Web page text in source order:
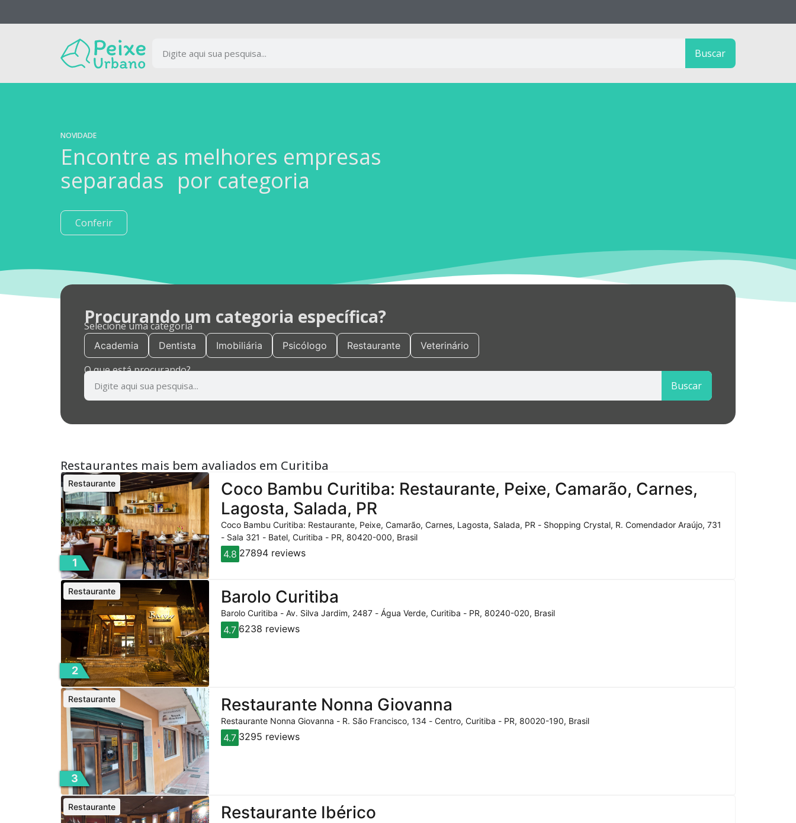
Buscar
NOVIDADE
Encontre as melhores empresas
separadas por categoria
Conferir
Procurando um categoria específica?
Selecione uma categoria
Academia Dentista Imobiliária Psicólogo Restaurante Veterinário
O que está procurando?
Buscar
Restaurantes mais bem avaliados em Curitiba
1
Coco Bambu Curitiba: Restaurante, Peixe, Camarão, Carnes,
Lagosta, Salada, PR
Restaurante
Coco Bambu Curitiba: Restaurante, Peixe, Camarão, Carnes, Lagosta, Salada, PR - Shopping Crystal, R. Comendador Araújo, 731
- Sala 321 - Batel, Curitiba - PR, 80420-000, Brasil
4.8 27894 reviews
2
Barolo Curitiba
Restaurante
Barolo Curitiba - Av. Silva Jardim, 2487 - Água Verde, Curitiba - PR, 80240-020, Brasil
4.7 6238 reviews
3
Restaurante Nonna Giovanna
Restaurante
Restaurante Nonna Giovanna - R. São Francisco, 134 - Centro, Curitiba - PR, 80020-190, Brasil
4.7 3295 reviews
Restaurante Ibérico
Restaurante